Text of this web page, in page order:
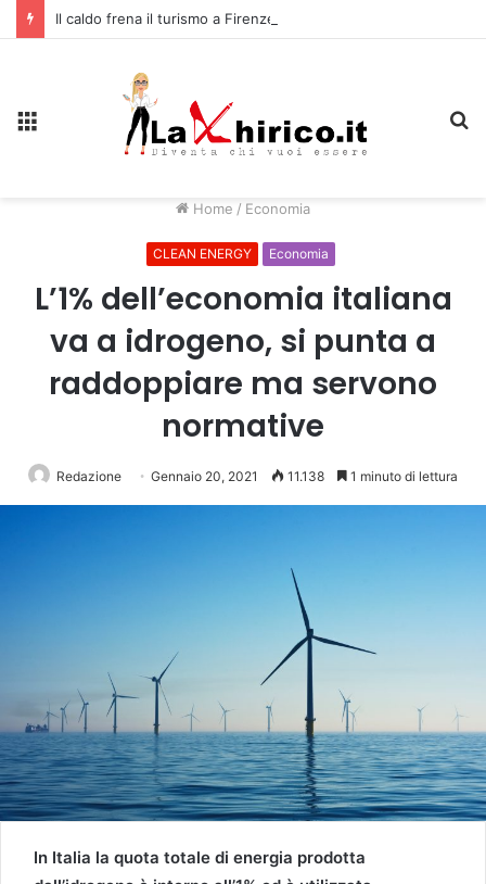
Home / Economia
CLEAN ENERGY Economia
L’1% dell’economia italiana
va a idrogeno, si punta a
raddoppiare ma servono
normative
Redazione Gennaio 20, 2021 11.138 1 minuto di lettura
In Italia la quota totale di energia prodotta